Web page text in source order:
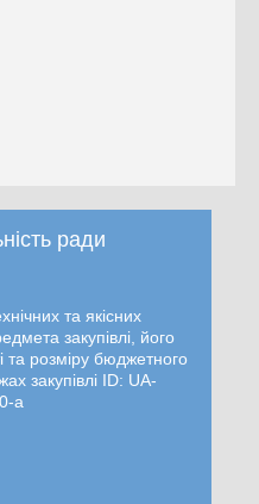
ради
та якісних
закупівлі, його
та розміру бюджетного
закупівлі ID: UA-
a